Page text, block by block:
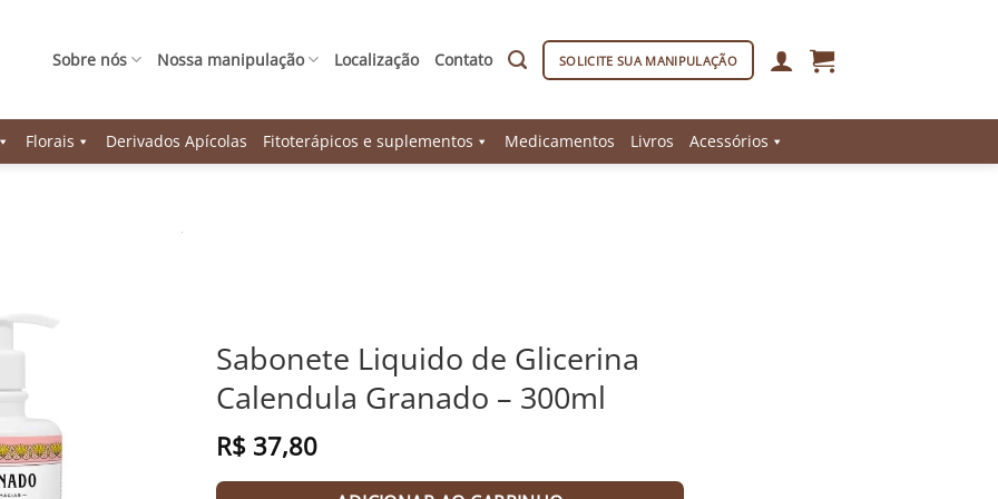
Sobre nós Nossa manipulação Localização Contato SOLICITE SUA MANIPULAÇÃO
Florais Derivados Apícolas Fitoterápicos e suplementos Medicamentos Livros Acessórios
Sabonete Liquido de Glicerina
Calendula Granado – 300ml
R$ 37,80